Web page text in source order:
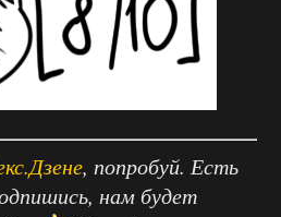
, попробуй. Есть
нам будет